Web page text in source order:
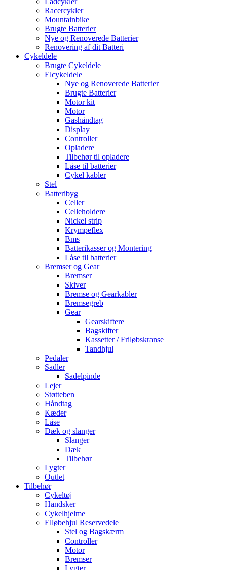
Racercykler
Mountainbike
Brugte Batterier
Nye og Renoverede Batterier
Renovering af dit Batteri
Cykeldele
Brugte Cykeldele
Elcykeldele
Nye og Renoverede Batterier
Brugte Batterier
Motor kit
Motor
Gashåndtag
Display
Controller
Opladere
Tilbehør til opladere
Låse til batterier
Cykel kabler
Stel
Batteribyg
Celler
Celleholdere
Nickel strip
Krympeflex
Bms
Batterikasser og Montering
Låse til batterier
Bremser og Gear
Bremser
Skiver
Bremse og Gearkabler
Bremsegreb
Gear
Gearskiftere
Bagskifter
Kassetter / Friløbskranse
Tandhjul
Pedaler
Sadler
Sadelpinde
Lejer
Støtteben
Håndtag
Kæder
Låse
Dæk og slanger
Slanger
Dæk
Tilbehør
Lygter
Outlet
Tilbehør
Cykeltøj
Handsker
Cykelhjelme
Elløbehjul Reservedele
Stel og Bagskærm
Controller
Motor
Bremser
Lygter